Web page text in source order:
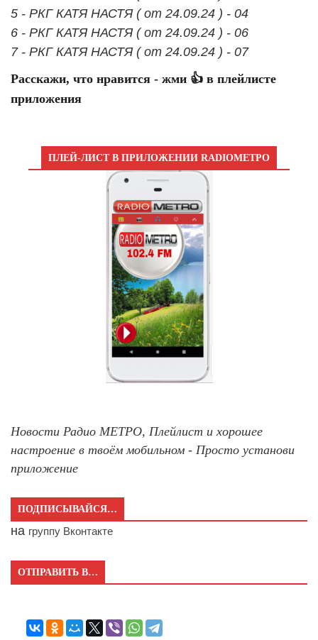
5 - РКГ КАТЯ НАСТЯ ( от 24.09.24 ) - 04
6 - РКГ КАТЯ НАСТЯ ( от 24.09.24 ) - 06
7 - РКГ КАТЯ НАСТЯ ( от 24.09.24 ) - 07
Расскажи, что нравится - жми 👍 в плейлисте
приложения
ПЛЕЙ-ЛИСТ В ПРИЛОЖЕНИИ RADIOМЕТРО
Новости Радио МЕТРО, Плейлист и хорошее
настроение в твоём мобильном - Просто установи
приложение
ПОДПИСЫВАЙСЯ…
на группу Вконтакте
ОТПРАВИТЬ В…